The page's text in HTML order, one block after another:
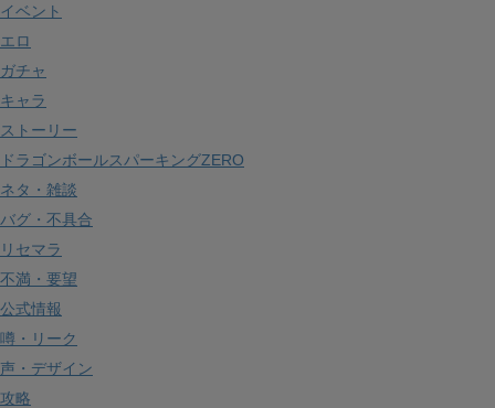
イベント
エロ
ガチャ
キャラ
ストーリー
ドラゴンボールスパーキングZERO
ネタ・雑談
バグ・不具合
リセマラ
不満・要望
公式情報
噂・リーク
声・デザイン
攻略